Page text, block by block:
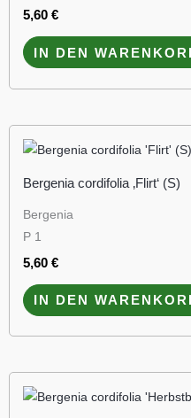
5,60 €
IN DEN
Bergenia cordifolia ‚Flirt‘ (S)
Bergenia
P 1
5,60 €
IN DEN